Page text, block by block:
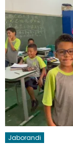
Jaborandi